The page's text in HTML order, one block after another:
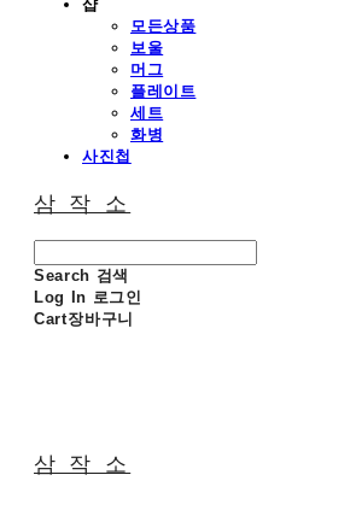
샵
모든상품
보울
머그
플레이트
세트
화병
사진첩
삼 작 소
Search 검색
Log In 로그인
Cart장바구니
삼 작 소